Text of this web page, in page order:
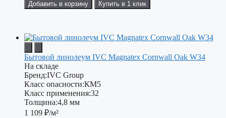
Добавить в корзину
Купить в 1 клик
Бытовой линолеум IVC Magnatex Cornwall Oak W34
На складе
Бренд:IVC Group
Класс опасности:КМ5
Класс применения:32
Толщина:4,8 мм
1 109 ₽/м²